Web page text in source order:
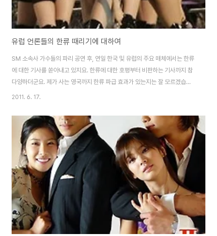
유럽 언론들의 한류 때리기에 대하여
SM 소속사 가수들의 파리 공연 후, 연일 한국 및 유럽의 주요 매체에서는 한류
에 대한 기사를 쏟아내고 있지요. 한류에 대한 호평부터 비판하는 기사까지 참
다양하더군요. 제가 사는 영국까지 한류 파급 효과가 있는지는 잘 모르겠습니
다. 아마도 런던같은 도시가 아니라서 그럴 수도 있겠지만요, 아직 한류에 대한
요. 가끔씩 유튜브를 보면 영국인 여학생들의 K-POP 따라하기 등을 볼 수도
있긴 하지만요. (출처: BBC "The dark side of South Korean pop
music" "한국 대중 음악의 어두운 면) 몇 달 전부터 BBC에 간혹 한류에 대한
기사가 올라오는 것을 보았습니다. 그리고 몇 일전 BBC에 실린 한류의 관..
2011. 6. 17.